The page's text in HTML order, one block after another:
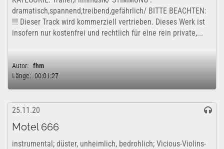
dramatisch,spannend,treibend,gefährlich/ BITTE BEACHTEN:
!!! Dieser Track wird kommerziell vertrieben. Dieses Werk ist
insofern nur kostenfrei und rechtlich für eine rein private,...
Autor: fhm
Länge: 00:01:27
25.11.20
Motel 666
instrumental; düster, unheimlich, bedrohlich; Vicious-Violins-